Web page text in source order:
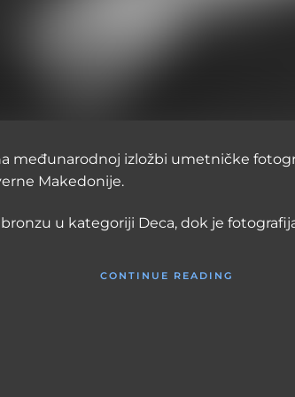
međunarodnoj izložbi umetničke
Makedonije.
u kategoriji Deca, dok je
CONTINUE READING